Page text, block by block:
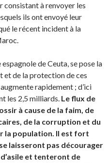
consistant à renvoyer les
ils ont envoyé leur
le récent incident à la
espagnole de Ceuta, se pose la
et de la protection de ces
rapidement ; d’ici
les 2,5 milliards. Le flux de
à cause de la faim, de
de la corruption et du
la population. Il est fort
laisseront pas décourager
et tenteront de